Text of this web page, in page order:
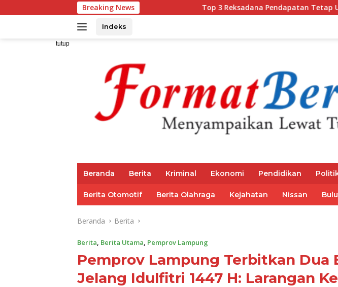
ke
Breaking News Top 3 Reksadana Pendapatan Tetap Ungguli
Indeks
tutup
Beranda Berita Kriminal Ekonomi Pendidikan
Berita Otomotif Berita Olahraga Kejahatan Nissan
Beranda Berita
Berita, Berita Utama, Pemprov Lampung
Pemprov Lampung Terbitkan Dua
Jelang Idulfitri 1447 H: Larangan